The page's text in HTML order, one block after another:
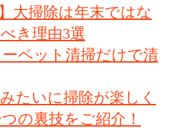
大掃除は年末ではな
き理由3選
ペット清掃だけで清
たいに掃除が楽しく
の裏技をご紹介！